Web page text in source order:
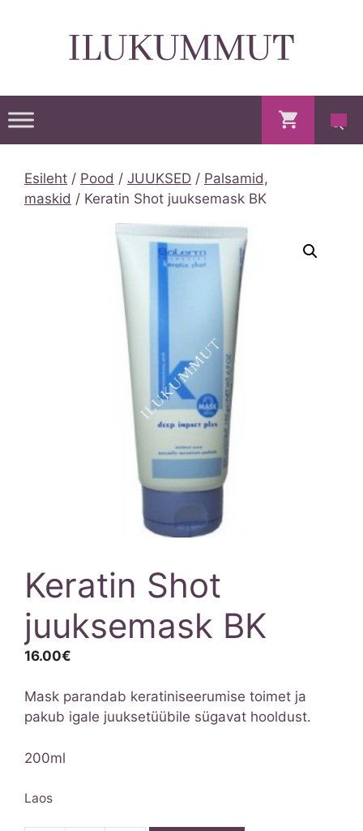
Esileht / Pood / JUUKSED / Palsamid,
maskid / Keratin Shot juuksemask BK
Keratin Shot
juuksemask BK
16.00€
Mask parandab keratiniseerumise toimet ja
pakub igale juuksetüübile sügavat hooldust.
200ml
Laos